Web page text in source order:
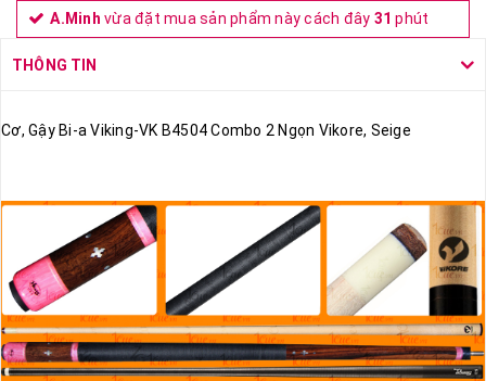
A.Minh vừa đặt mua sản phẩm này cách đây 31 phút
THÔNG TIN
Cơ, Gậy Bi-a Viking-VK B4504 Combo 2 Ngọn Vikore, Seige